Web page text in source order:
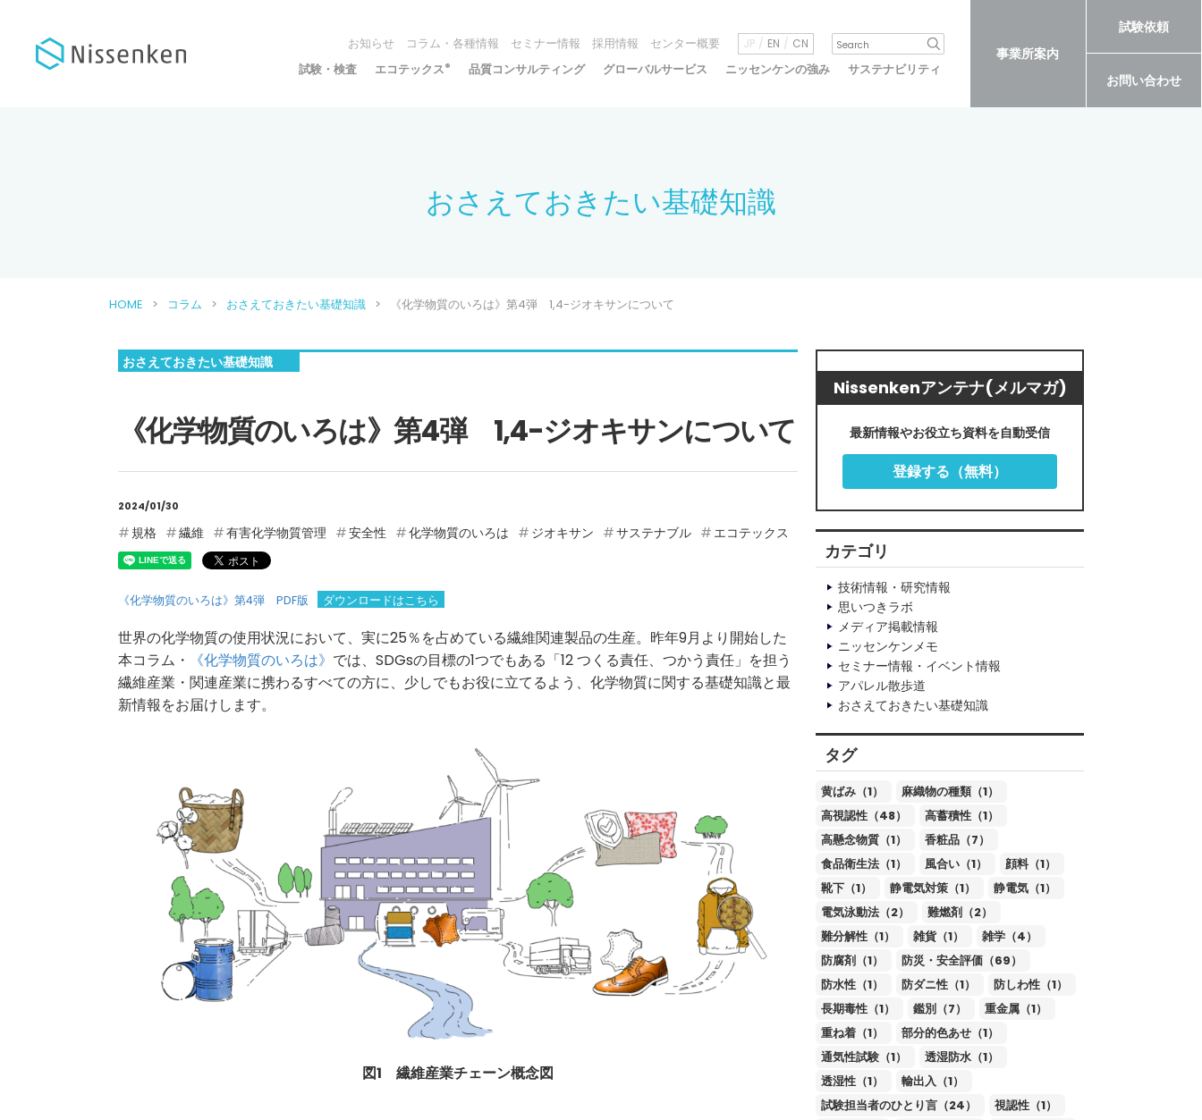
お知らせ コラム・各種情報 セミナー情報 採用情報 センター概要 JP EN CN
試験・検査 エコテックス® 品質コンサルティング グローバルサービス ニッセンケンの強み サステナビリティ
事業所案内
試験依頼
お問い合わせ
おさえておきたい基礎知識
HOME コラム おさえておきたい基礎知識 《化学物質のいろは》第4弾 1,4-ジオキサンについて
おさえておきたい基礎知識
《化学物質のいろは》第4弾 1,4-ジオキサンについて
2024/01/30
規格 繊維 有害化学物質管理 安全性 化学物質のいろは ジオキサン サステナブル エコテックス
《化学物質のいろは》第4弾 PDF版 ダウンロードはこちら
世界の化学物質の使用状況において、実に25％を占めている繊維関連製品の生産。昨年9月より開始した
本コラム・
《化学物質のいろは》 では、SDGsの目標の1つでもある「12 つくる責任、つかう責任」を担う
繊維産業・関連産業に携わるすべての方に、少しでもお役に立てるよう、化学物質に関する基礎知識と最
新情報をお届けします。
図1 繊維産業チェーン概念図
Nissenkenアンテナ(メルマガ)
最新情報やお役立ち資料を自動受信
登録する（無料）
カテゴリ
技術情報・研究情報
思いつきラボ
メディア掲載情報
ニッセンケンメモ
セミナー情報・イベント情報
アパレル散歩道
おさえておきたい基礎知識
タグ
黄ばみ（1）
麻織物の種類（1）
高視認性（48）
高蓄積性（1）
高懸念物質（1）
香粧品（7）
食品衛生法（1）
風合い（1）
顔料（1）
靴下（1）
静電気対策（1）
静電気（1）
電気泳動法（2）
難燃剤（2）
難分解性（1）
雑貨（1）
雑学（4）
防腐剤（1）
防災・安全評価（69）
防水性（1）
防ダニ性（1）
防しわ性（1）
長期毒性（1）
鑑別（7）
重金属（1）
重ね着（1）
部分的色あせ（1）
通気性試験（1）
透湿防水（1）
透湿性（1）
輸出入（1）
試験担当者のひとり言（24）
視認性（1）